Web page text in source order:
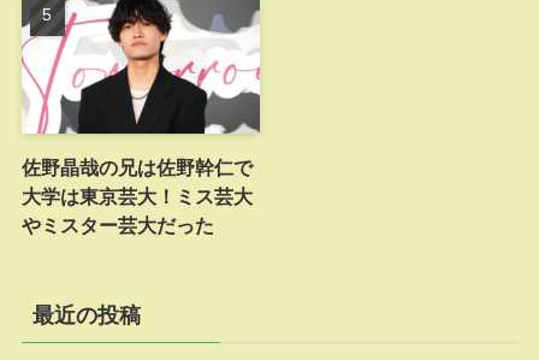
佐野晶哉の兄は佐野幹仁で
大学は東京芸大！ミス芸大
やミスター芸大だった
最近の投稿